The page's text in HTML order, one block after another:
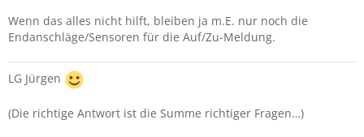
Wenn das alles nicht hilft, bleiben ja m.E. nur noch die
Endanschläge/Sensoren für die Auf/Zu-Meldung.
LG Jürgen
(Die richtige Antwort ist die Summe richtiger Fragen…)